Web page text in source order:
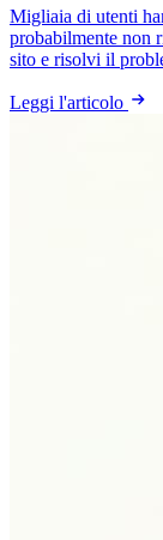
Migliaia di utenti
probabilmente non
sito e risolvi il
Leggi l'articolo